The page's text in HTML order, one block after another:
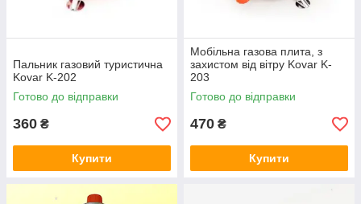
Пальник газовий туристична
Kovar K-202
Готово до відправки
360 ₴
Купити
Мобільна газова плита, з
захистом від вітру Kovar K-
203
Готово до відправки
470 ₴
Купити